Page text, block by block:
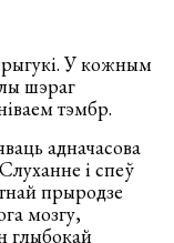
У кожным
шэраг
тэмбр.
адначасова
і спеў
прыродзе
мозгу,
глыбокай